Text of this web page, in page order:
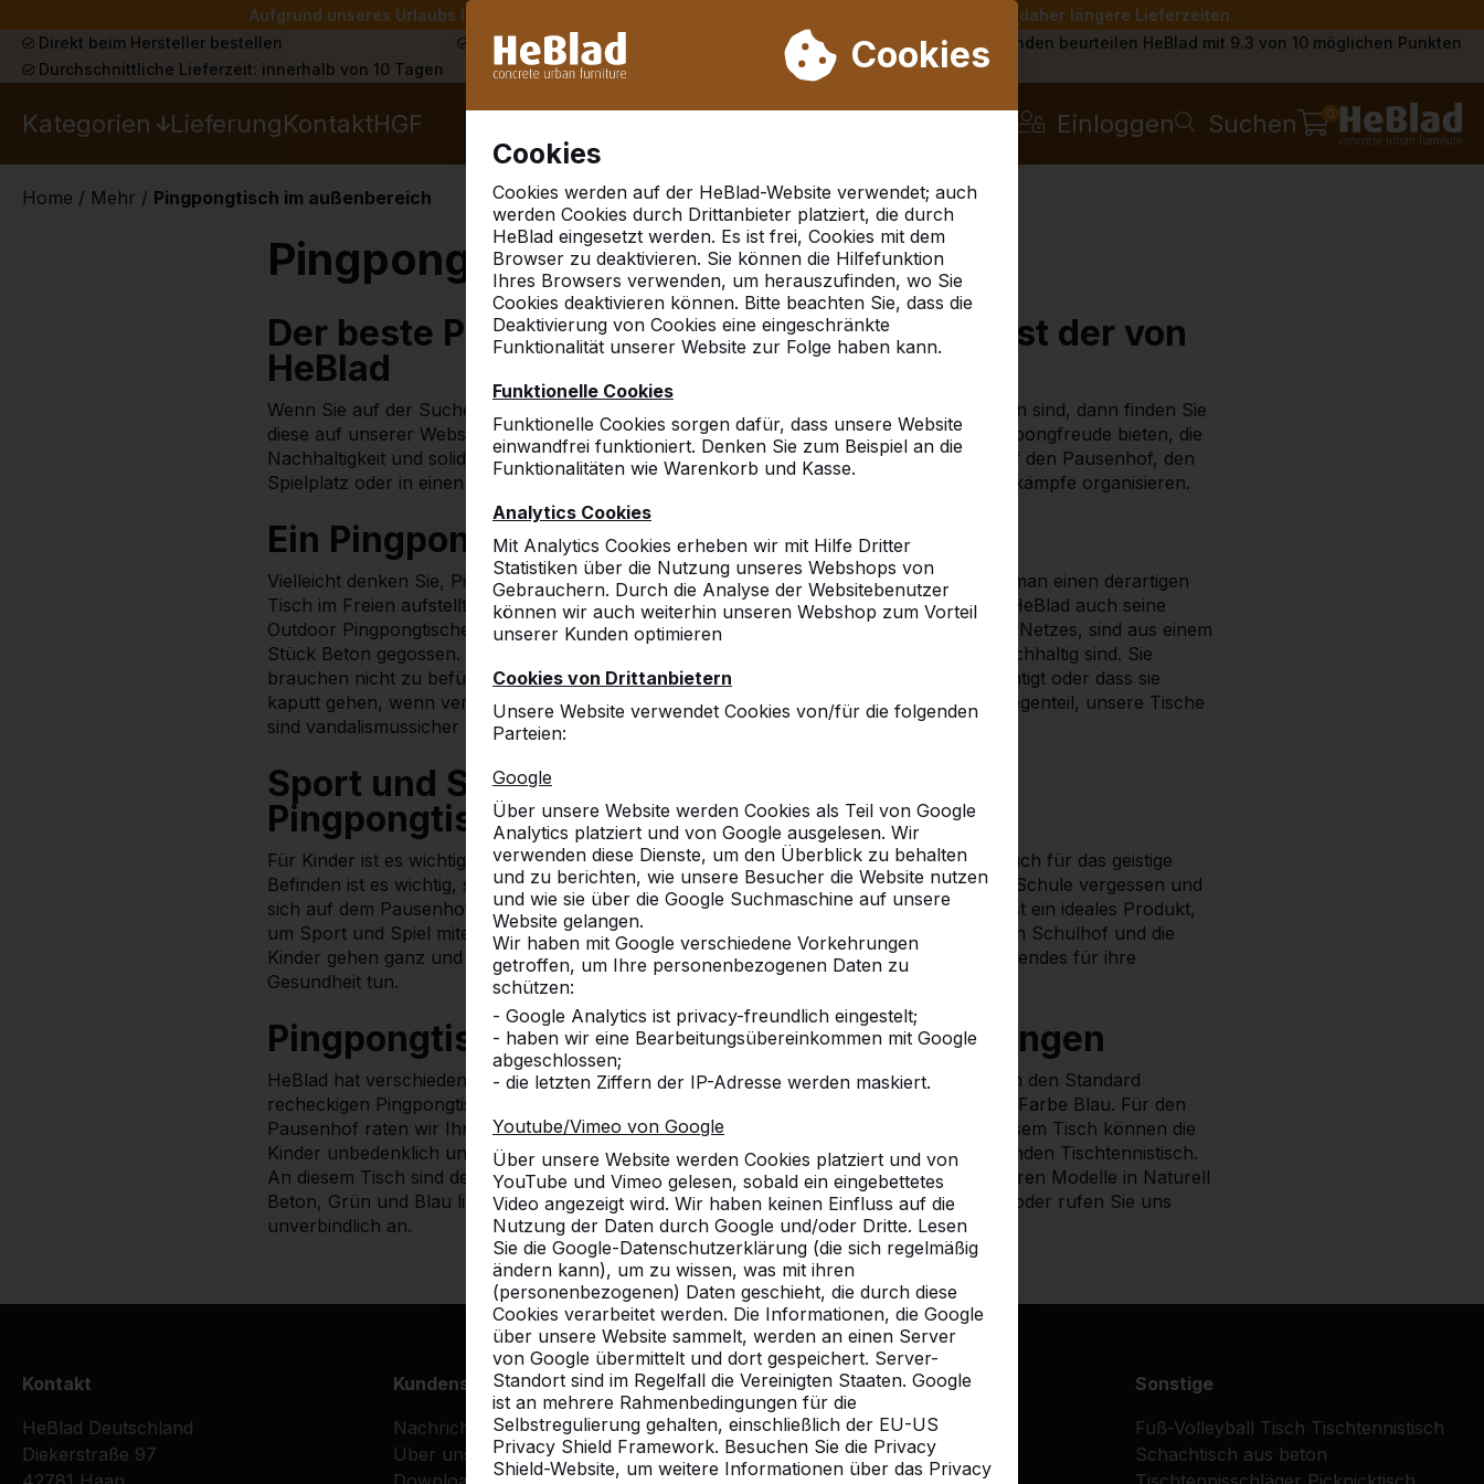
Aufgrund unseres Urlaubs liefern wir von Woche 31 bis Woche 33 nicht. Bitte berücksichtigen Sie daher längere Lieferzeiten.
Cookies
Cookies
Cookies werden auf der HeBlad-Website verwendet; auch
werden Cookies durch Drittanbieter platziert, die durch
HeBlad eingesetzt werden. Es ist frei, Cookies mit dem
Browser zu deaktivieren. Sie können die Hilfefunktion
Ihres Browsers verwenden, um herauszufinden, wo Sie
Cookies deaktivieren können. Bitte beachten Sie, dass die
Deaktivierung von Cookies eine eingeschränkte
Funktionalität unserer Website zur Folge haben kann.
Funktionelle Cookies
Funktionelle Cookies sorgen dafür, dass unsere Website
einwandfrei funktioniert. Denken Sie zum Beispiel an die
Funktionalitäten wie Warenkorb und Kasse.
Analytics Cookies
Mit Analytics Cookies erheben wir mit Hilfe Dritter
Statistiken über die Nutzung unseres Webshops von
Gebrauchern. Durch die Analyse der Websitebenutzer
können wir auch weiterhin unseren Webshop zum Vorteil
unserer Kunden optimieren
Cookies von Drittanbietern
Unsere Website verwendet Cookies von/für die folgenden
Parteien:
Google
Über unsere Website werden Cookies als Teil von Google
Analytics platziert und von Google ausgelesen. Wir
verwenden diese Dienste, um den Überblick zu behalten
und zu berichten, wie unsere Besucher die Website nutzen
und wie sie über die Google Suchmaschine auf unsere
Website gelangen.
Wir haben mit Google verschiedene Vorkehrungen
getroffen, um Ihre personenbezogenen Daten zu
schützen:
- Google Analytics ist privacy-freundlich eingestelt;
- haben wir eine Bearbeitungsübereinkommen mit Google
abgeschlossen;
- die letzten Ziffern der IP-Adresse werden maskiert.
Youtube/Vimeo von Google
Über unsere Website werden Cookies platziert und von
YouTube und Vimeo gelesen, sobald ein eingebettetes
Video angezeigt wird. Wir haben keinen Einfluss auf die
Nutzung der Daten durch Google und/oder Dritte. Lesen
Sie die Google-Datenschutzerklärung (die sich regelmäßig
ändern kann), um zu wissen, was mit ihren
(personenbezogenen) Daten geschieht, die durch diese
Cookies verarbeitet werden. Die Informationen, die Google
über unsere Website sammelt, werden an einen Server
von Google übermittelt und dort gespeichert. Server-
Standort sind im Regelfall die Vereinigten Staaten. Google
ist an mehrere Rahmenbedingungen für die
Selbstregulierung gehalten, einschließlich der EU-US
Privacy Shield Framework. Besuchen Sie die Privacy
Shield-Website, um weitere Informationen über das Privacy
Direkt beim Hersteller bestellen Schon mehr als 30.000 Produkten verkauft
Kunden beurteilen HeBlad mit 9.3 von 10 möglichen Punkten
Durchschnittliche Lieferzeit: innerhalb von 10 Tagen
Kategorien LieferungKontaktHGF Einloggen Suchen 0
Home / Mehr / Pingpongtisch im außenbereich
Pingpongtisch im Außenbereich
Der beste Pingpongtisch im Außenbereich ist der von
HeBlad
Wenn Sie auf der Suche nach einem robusten Pingpongtisch für öffentliche Einrichtungen sind, dann finden Sie
diese auf unserer Website. Hier sehen Sie alle unsere Modelle, die für viele Stunden Pingpongfreude bieten, die
Nachhaltigkeit und solide Ausführungen garantieren. Stellen Sie einen unserer Tische auf den Pausenhof, den
Spielplatz oder in einen anderen öffentlichen Raum, sofort werden die Kinder kleine Wettkämpfe organisieren.
Ein Pingpongtisch outdoor aufgestellt
Vielleicht denken Sie, Pingpong ist doch ein Sport, der in der Halle ausgeübt wird. Wenn man einen derartigen
Tisch im Freien aufstellt, kann dieser doch nie den Elementen trotzen? Darum verfertigt HeBlad auch seine
Outdoor Pingpongtische aus dem solidesten Beton. Alle unsere Tische, einschließlich des Netzes, sind aus einem
Stück Beton gegossen. Dies ist der Grund, warum unsere Tische so außergewöhnlich nachhaltig sind. Sie
brauchen nicht zu befürchten, dass die Wetterelemente die Qualität der Tische beeinträchtigt oder dass sie
kaputt gehen, wenn versehentlich mit dem Schläger auf die Platte geschlagen wird. Im Gegenteil, unsere Tische
sind vandalismussicher und unmöglich vom Platz zu bewegen!
Sport und Spiel an einem einzigen Outdoor
Pingpongtisch
Für Kinder ist es wichtig, dass sie sich bewegen. Nicht nur für das körperliche sondern auch für das geistige
Befinden ist es wichtig, sich einmal am Tag richtig auszutoben. Einen kurzen Moment die Schule vergessen und
sich auf dem Pausenhof spielend von allen Sorgen befreien. Ein Pingpongtisch outdoor ist ein ideales Produkt,
um Sport und Spiel miteinander zu kombinieren. Stellen Sie einen Pingpongtisch auf einen Schulhof und die
Kinder gehen ganz und gar im Spiel auf. Sie denken nicht daran, dass sie etwas Entscheidendes für ihre
Gesundheit tun.
Pingpongtische in verschiedenen Ausführungen
HeBlad hat verschiedene Ausführungen Outdoor Pingpongtische im Sortiment. Wir haben den Standard
recheckigen Pingpongtisch in den Farben Naturell Beton und Grün und in der modernen Farbe Blau. Für den
Pausenhof raten wir Ihnen, das Modell mit den abgerundeten Ecken aufzustellen. An diesem Tisch können die
Kinder unbedenklich und risikofrei spielen. Für ein extra Spielelement haben wir einen runden Tischtennistisch.
An diesem Tisch sind dem Spiel keine Grenzen gesetzt. Auch dieser Tisch ist wie die anderen Modelle in Naturell
Beton, Grün und Blau lieferbar. Besuchen Sie unsere Website für weitere Informationen oder rufen Sie uns
unverbindlich an.
Kontakt
HeBlad Deutschland
Diekerstraße 97
Kundenservice
Nachrichten
Über uns
Kategorien
Tischtennistische
Fußvolleyball
Sonstige
Fuß-Volleyball Tisch Tischtennistisch
Schachtisch aus beton